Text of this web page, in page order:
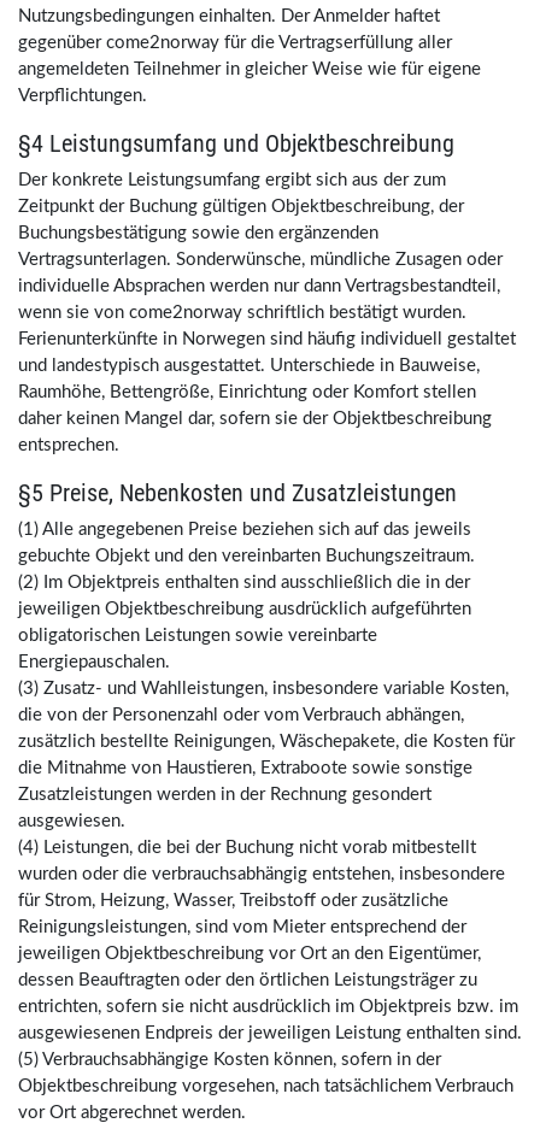
Nutzungsbedingungen einhalten. Der Anmelder haftet
gegenüber come2norway für die Vertragserfüllung aller
angemeldeten Teilnehmer in gleicher Weise wie für eigene
Verpflichtungen.
§4 Leistungsumfang und Objektbeschreibung
Der konkrete Leistungsumfang ergibt sich aus der zum
Zeitpunkt der Buchung gültigen Objektbeschreibung, der
Buchungsbestätigung sowie den ergänzenden
Vertragsunterlagen. Sonderwünsche, mündliche Zusagen oder
individuelle Absprachen werden nur dann Vertragsbestandteil,
wenn sie von come2norway schriftlich bestätigt wurden.
Ferienunterkünfte in Norwegen sind häufig individuell gestaltet
und landestypisch ausgestattet. Unterschiede in Bauweise,
Raumhöhe, Bettengröße, Einrichtung oder Komfort stellen
daher keinen Mangel dar, sofern sie der Objektbeschreibung
entsprechen.
§5 Preise, Nebenkosten und Zusatzleistungen
(1) Alle angegebenen Preise beziehen sich auf das jeweils
gebuchte Objekt und den vereinbarten Buchungszeitraum.
(2) Im Objektpreis enthalten sind ausschließlich die in der
jeweiligen Objektbeschreibung ausdrücklich aufgeführten
obligatorischen Leistungen sowie vereinbarte
Energiepauschalen.
(3) Zusatz- und Wahlleistungen, insbesondere variable Kosten,
die von der Personenzahl oder vom Verbrauch abhängen,
zusätzlich bestellte Reinigungen, Wäschepakete, die Kosten für
die Mitnahme von Haustieren, Extraboote sowie sonstige
Zusatzleistungen werden in der Rechnung gesondert
ausgewiesen.
(4) Leistungen, die bei der Buchung nicht vorab mitbestellt
wurden oder die verbrauchsabhängig entstehen, insbesondere
für Strom, Heizung, Wasser, Treibstoff oder zusätzliche
Reinigungsleistungen, sind vom Mieter entsprechend der
jeweiligen Objektbeschreibung vor Ort an den Eigentümer,
dessen Beauftragten oder den örtlichen Leistungsträger zu
entrichten, sofern sie nicht ausdrücklich im Objektpreis bzw. im
ausgewiesenen Endpreis der jeweiligen Leistung enthalten sind.
(5) Verbrauchsabhängige Kosten können, sofern in der
Objektbeschreibung vorgesehen, nach tatsächlichem Verbrauch
vor Ort abgerechnet werden.